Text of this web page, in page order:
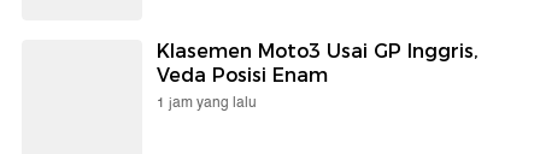
Klasemen Moto3 Usai GP Inggris,
Veda Posisi Enam
1 jam yang lalu